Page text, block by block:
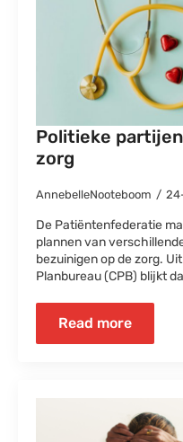
Politieke
zorg
AnnebelleNooteboom
De Patiëntenfederatie
plannen van
bezuinigen op de zorg.
Planbureau (CPB) blijkt
Read more